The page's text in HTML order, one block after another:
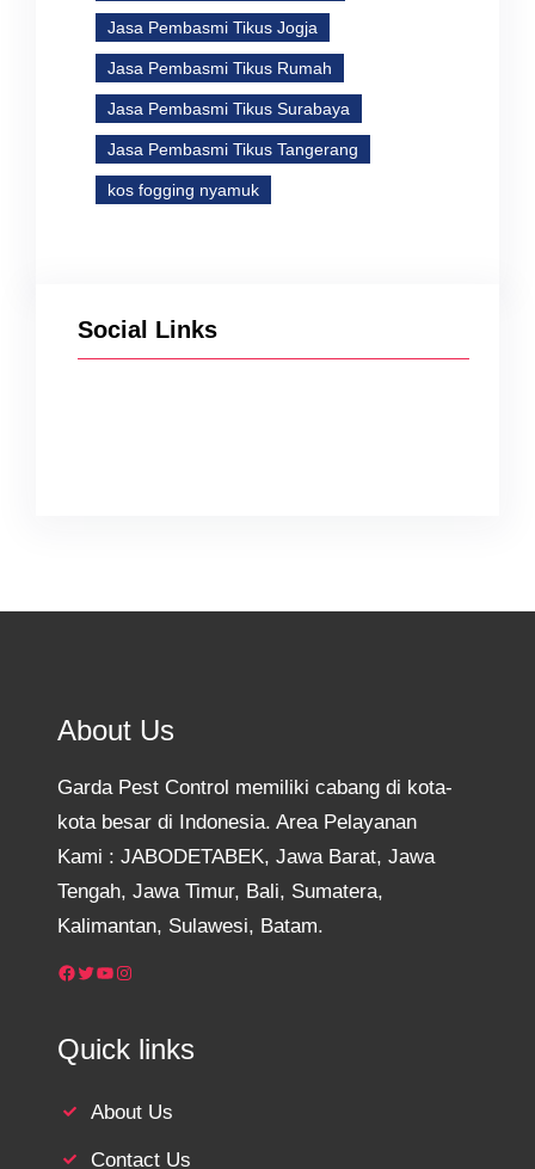
Jasa Pembasmi Tikus Jogja
Jasa Pembasmi Tikus Rumah
Jasa Pembasmi Tikus Surabaya
Jasa Pembasmi Tikus Tangerang
kos fogging nyamuk
Social Links
About Us
Garda Pest Control memiliki cabang di kota-
kota besar di Indonesia. Area Pelayanan
Kami : JABODETABEK, Jawa Barat, Jawa
Tengah, Jawa Timur, Bali, Sumatera,
Kalimantan, Sulawesi, Batam.
Facebook Twitter YouTube Instagram
Quick links
About Us
Contact Us